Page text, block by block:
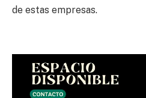
de estas empresas.